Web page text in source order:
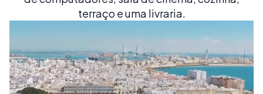
terraço e uma livraria.